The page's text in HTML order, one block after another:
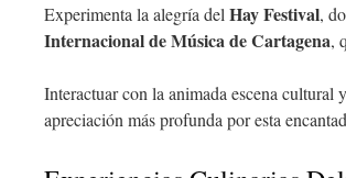
Experimenta la alegría del Hay Festival,
Internacional de Música de Cartagena,
Interactuar con la animada escena
apreciación más profunda por esta